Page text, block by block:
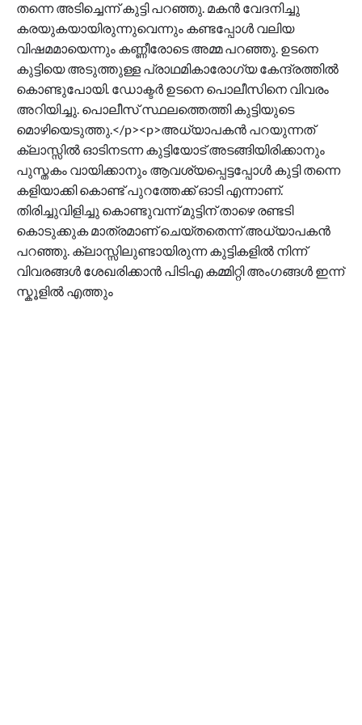
തന്നെ അടിച്ചെന്ന് കുട്ടി പറഞ്ഞു. മകൻ വേദനിച്ചു
കരയുകയായിരുന്നുവെന്നും കണ്ടപ്പോൾ വലിയ
വിഷമമായെന്നും കണ്ണീരോടെ അമ്മ പറഞ്ഞു. ഉടനെ
കുട്ടിയെ അടുത്തുള്ള പ്രാഥമികാരോഗ്യ കേന്ദ്രത്തിൽ
കൊണ്ടുപോയി. ഡോക്ടർ ഉടനെ പൊലീസിനെ വിവരം
അറിയിച്ചു. പൊലീസ് സ്ഥലത്തെത്തി കുട്ടിയുടെ
മൊഴിയെടുത്തു.</p><p>അധ്യാപകൻ പറയുന്നത്
ക്ലാസ്സിൽ ഓടിനടന്ന കുട്ടിയോട് അടങ്ങിയിരിക്കാനും
പുസ്തകം വായിക്കാനും ആവശ്യപ്പെട്ടപ്പോൾ കുട്ടി തന്നെ
കളിയാക്കി കൊണ്ട് പുറത്തേക്ക് ഓടി എന്നാണ്.
തിരിച്ചുവിളിച്ചു കൊണ്ടുവന്ന് മുട്ടിന് താഴെ രണ്ടടി
കൊടുക്കുക മാത്രമാണ് ചെയ്തതെന്ന് അധ്യാപകൻ
പറഞ്ഞു. ക്ലാസ്സിലുണ്ടായിരുന്ന കുട്ടികളിൽ നിന്ന്
വിവരങ്ങൾ ശേഖരിക്കാൻ പിടിഎ കമ്മിറ്റി അംഗങ്ങൾ ഇന്ന്
സ്കൂളിൽ എത്തും